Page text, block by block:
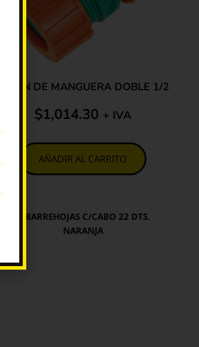
UNION DE MANGUERA DOBLE 1/2
$1,014.30 + IVA
AÑADIR AL CARRITO